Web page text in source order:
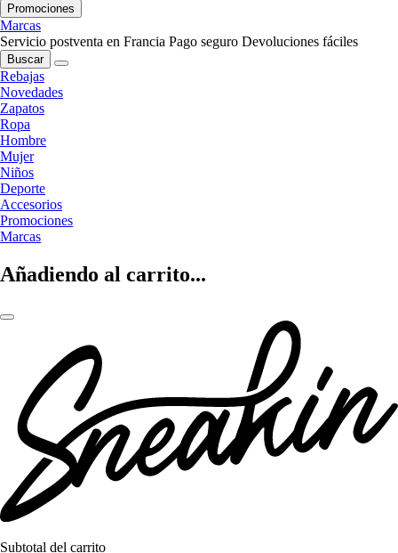
Promociones
Marcas
Servicio postventa en Francia Pago seguro Devoluciones fáciles
Buscar
Rebajas
Novedades
Zapatos
Ropa
Hombre
Mujer
Niños
Deporte
Accesorios
Promociones
Marcas
Añadiendo al carrito...
Subtotal del carrito